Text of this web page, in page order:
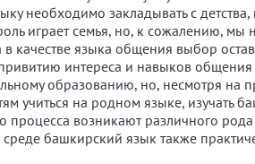
необходимо закладывать с
играет семья, но, к сожалению, мы
качестве языка общения выбор
интереса и навыков
образованию, но, несмотря на
учиться на родном языке, изучать
процесса возникают различного рода
башкирский язык также